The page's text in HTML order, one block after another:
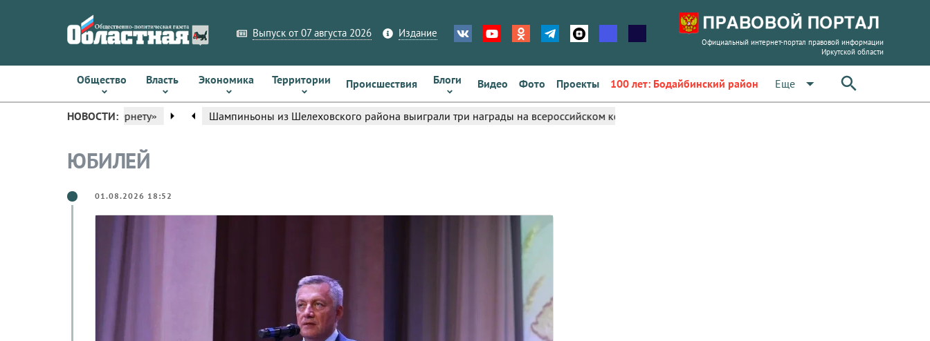
Выпуск от 07 августа 2026 Издание
Официальный интернет-портал правовой информации
Иркутской области
Общество Власть Экономика Территории Происшествия Блоги Видео Фото Проекты 100 лет: Бодайбинский район Еще arrow_drop_down
НОВОСТИ: arrow_left Шампиньоны из Шелеховского района выиграли три награды на всероссийском конкурсе arrow_right
ЮБИЛЕЙ
01.08.2026 18:52